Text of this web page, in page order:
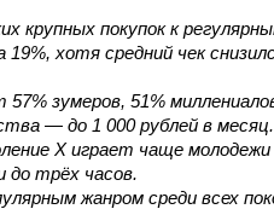
крупных покупок к
хотя средний чек
зумеров, 51%
— до 1 000 рублей в месяц.
X играет чаще
до трёх часов.
жанром среди всех